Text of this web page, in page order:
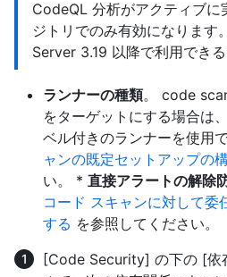
CodeQL 分析がアクティブに
ジトリでのみ有効になりま
Server 3.19 以降で利用できる
ランナーの種類。 code
をターゲットにする場合は
ベル付きのランナーを使用
ャンの既定セットアップの
い。 * 直接アラートの解除
コード スキャンに対して委
する を参照してください。
[Code Security] の下の [依